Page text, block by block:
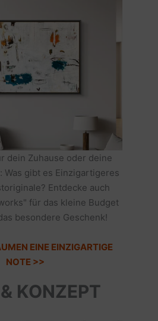
dein Zuhause oder deine
Was gibt es Einzigartigeres
Entdecke auch
für das kleine Budget
besondere Geschenk!
EINE EINZIGARTIGE
NOTE >>
KONZEPT